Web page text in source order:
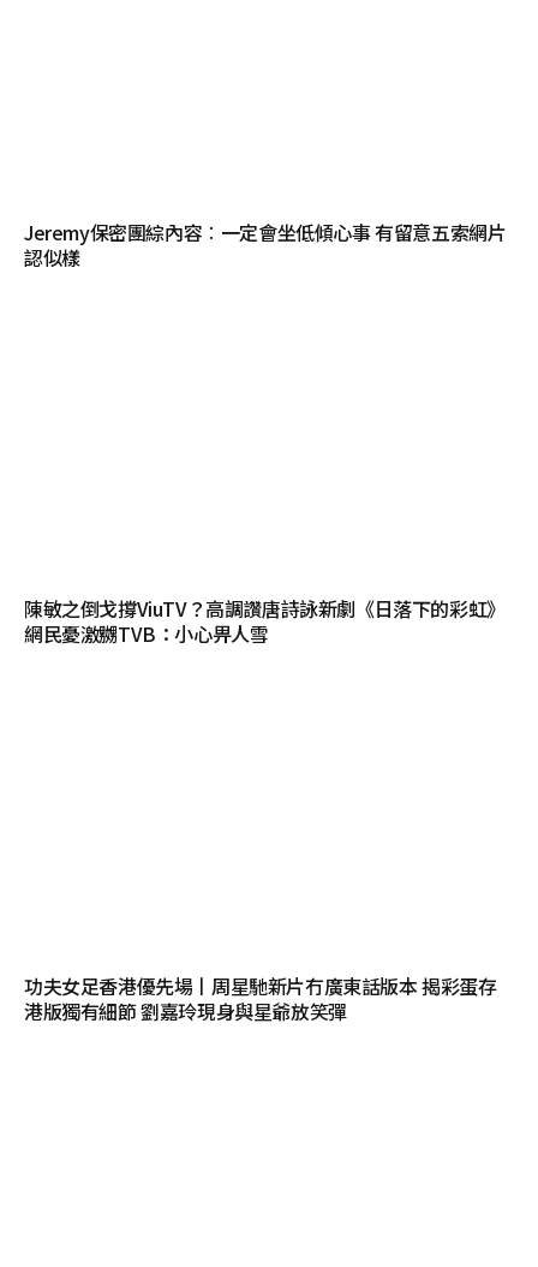
Jeremy保密團綜內容︰一定會坐低傾心事 有留意五索網片
認似樣
陳敏之倒戈撐ViuTV？高調讚唐詩詠新劇《日落下的彩虹》
網民憂激嬲TVB：小心畀人雪
功夫女足香港優先場丨周星馳新片冇廣東話版本 揭彩蛋存
港版獨有細節 劉嘉玲現身與星爺放笑彈